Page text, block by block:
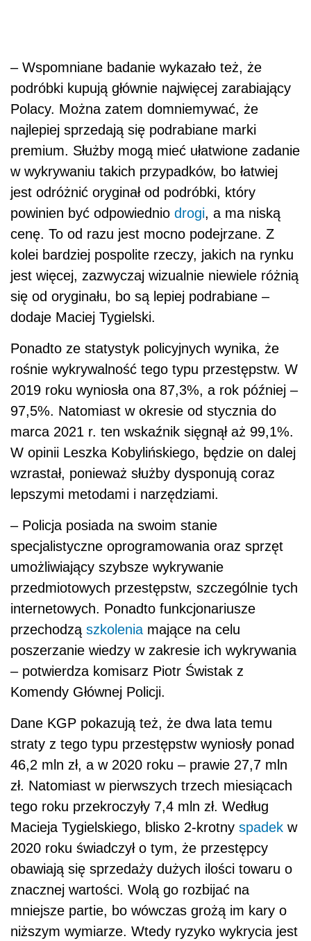
– Wspomniane badanie wykazało też, że
podróbki kupują głównie najwięcej zarabiający
Polacy. Można zatem domniemywać, że
najlepiej sprzedają się podrabiane marki
premium. Służby mogą mieć ułatwione zadanie
w wykrywaniu takich przypadków, bo łatwiej
jest odróżnić oryginał od podróbki, który
powinien być odpowiednio drogi, a ma niską
cenę. To od razu jest mocno podejrzane. Z
kolei bardziej pospolite rzeczy, jakich na rynku
jest więcej, zazwyczaj wizualnie niewiele różnią
się od oryginału, bo są lepiej podrabiane –
dodaje Maciej Tygielski.
Ponadto ze statystyk policyjnych wynika, że
rośnie wykrywalność tego typu przestępstw. W
2019 roku wyniosła ona 87,3%, a rok później –
97,5%. Natomiast w okresie od stycznia do
marca 2021 r. ten wskaźnik sięgnął aż 99,1%.
W opinii Leszka Kobylińskiego, będzie on dalej
wzrastał, ponieważ służby dysponują coraz
lepszymi metodami i narzędziami.
– Policja posiada na swoim stanie
specjalistyczne oprogramowania oraz sprzęt
umożliwiający szybsze wykrywanie
przedmiotowych przestępstw, szczególnie tych
internetowych. Ponadto funkcjonariusze
przechodzą szkoleniamające na celu
poszerzanie wiedzy w zakresie ich wykrywania
– potwierdza komisarz Piotr Świstak z
Komendy Głównej Policji.
Dane KGP pokazują też, że dwa lata temu
straty z tego typu przestępstw wyniosły ponad
46,2 mln zł, a w 2020 roku – prawie 27,7 mln
zł. Natomiast w pierwszych trzech miesiącach
tego roku przekroczyły 7,4 mln zł. Według
Macieja Tygielskiego, blisko 2-krotny spadek w
2020 roku świadczył o tym, że przestępcy
obawiają się sprzedaży dużych ilości towaru o
znacznej wartości. Wolą go rozbijać na
mniejsze partie, bo wówczas grożą im kary o
niższym wymiarze. Wtedy ryzyko wykrycia jest